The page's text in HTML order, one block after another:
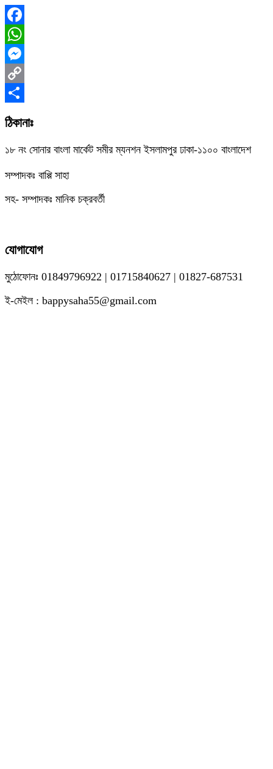
Facebook
WhatsApp
Messenger
Copy
Link
Share
ঠিকানাঃ
১৮ নং সোনার বাংলা মার্কেট সমীর ম্যনশন ইসলামপুর ঢাকা-১১০০ বাংলাদেশ
সম্পাদকঃ বাপ্পি সাহা
সহ- সম্পাদকঃ মানিক চক্রবর্তী
যোগাযোগ
মুঠোফোনঃ 01849796922 | 01715840627 | 01827-687531
ই-মেইল : bappysaha55@gmail.com